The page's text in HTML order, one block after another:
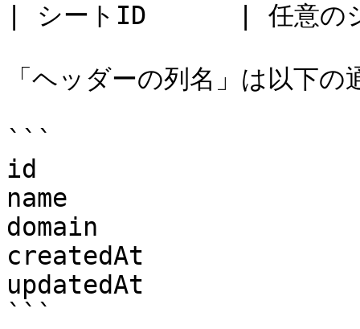
| シートID      | 任意
「ヘッダーの列名」は以下
```
id
name
domain
createdAt
updatedAt
```